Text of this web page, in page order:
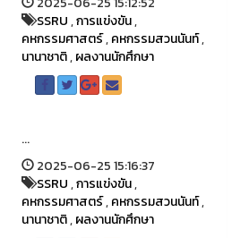
SSRU,การแข่งขัน,
คหกรรมศาสตร์,คหกรรมสวนนันท์,
นานาชาติ,ผลงานนักศึกษา
...
2025-06-25 15:16:37
SSRU,การแข่งขัน,
คหกรรมศาสตร์,คหกรรมสวนนันท์,
นานาชาติ,ผลงานนักศึกษา